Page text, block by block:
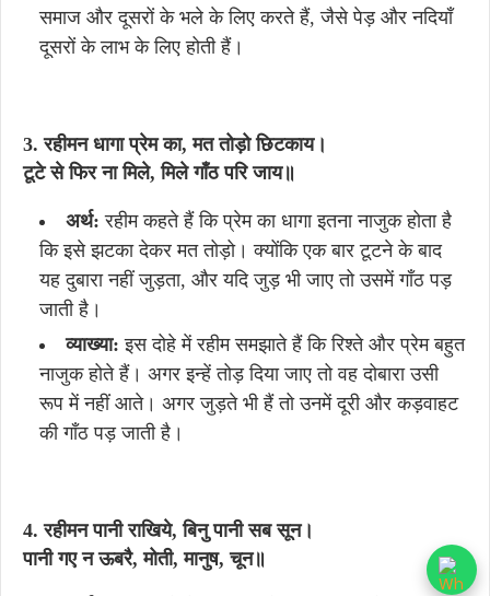
समाज और दूसरों के भले के लिए करते हैं, जैसे पेड़ और नदियाँ
दूसरों के लाभ के लिए होती हैं।
3. रहीमनधागाप्रेमका,मततोड़ोछिटकाय।
टूटेसेफिरनामिले,मिलेगाँठपरिजाय॥
अर्थ:रहीम कहते हैं कि प्रेम का धागा इतना नाजुक होता है
कि इसे झटका देकर मत तोड़ो। क्योंकि एक बार टूटने के बाद
यह दुबारा नहीं जुड़ता, और यदि जुड़ भी जाए तो उसमें गाँठ पड़
जाती है।
व्याख्या: इस दोहे में रहीम समझाते हैं कि रिश्ते और प्रेम बहुत
नाजुक होते हैं। अगर इन्हें तोड़ दिया जाए तो वह दोबारा उसी
रूप में नहीं आते। अगर जुड़ते भी हैं तो उनमें दूरी और कड़वाहट
की गाँठ पड़ जाती है।
4. रहीमन पानी राखिये, बिनु पानी सब सून।
पानी गए न ऊबरै, मोती, मानुष, चून॥